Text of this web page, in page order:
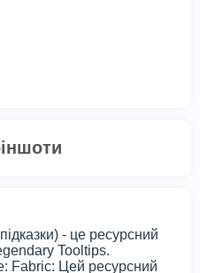
- це ресурсний
Tooltips.
Fabric: Цей ресурсний